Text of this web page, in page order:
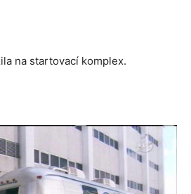
na startovací komplex.